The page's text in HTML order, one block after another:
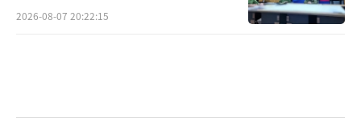
2026-08-07 20:22:15